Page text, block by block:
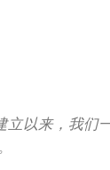
立以来，我